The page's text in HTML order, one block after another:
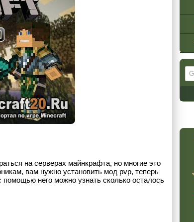
на серверах майнкрафта, но многие это
вам нужно установить мод pvp, теперь
него можно узнать сколько осталось